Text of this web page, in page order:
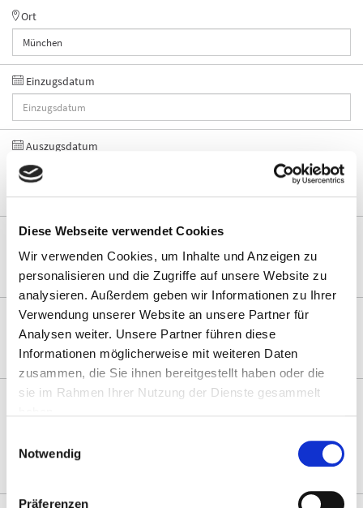
Diese Webseite verwendet Cookies
Wir verwenden Cookies, um Inhalte und Anzeigen zu
personalisieren und die Zugriffe auf unsere Website zu
analysieren. Außerdem geben wir Informationen zu Ihrer
Verwendung unserer Website an unsere Partner für
Analysen weiter. Unsere Partner führen diese
Informationen möglicherweise mit weiteren Daten
zusammen, die Sie ihnen bereitgestellt haben oder die
sie im Rahmen Ihrer Nutzung der Dienste gesammelt
Notwendig
Präferenzen
Ort
Einzugsdatum
Auszugsdatum
noch unbekannt
Miete (Monat)
10€
10010€
Zimmeranzahl
1
Fläche in m2
500qm
WEITERE FILTER